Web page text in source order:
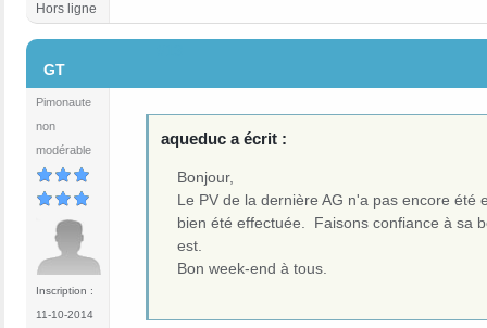
Hors ligne
GT
Pimonaute
non
modérable
Inscription :
11-10-2014
aqueduc a écrit :
Bonjour,
Le PV de la dernière AG n'a pas encore
bien été effectuée. Faisons confiance à sa
est.
Bon week-end à tous.